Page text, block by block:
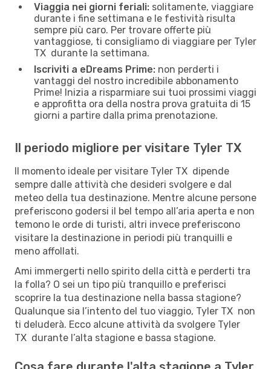
Viaggia nei giorni feriali: solitamente, viaggiare
durante i fine settimana e le festività risulta
sempre più caro. Per trovare offerte più
vantaggiose, ti consigliamo di viaggiare per Tyler
TX durante la settimana.
Iscriviti a eDreams Prime: non perderti i
vantaggi del nostro incredibile abbonamento
Prime! Inizia a risparmiare sui tuoi prossimi viaggi
e approfitta ora della nostra prova gratuita di 15
giorni a partire dalla prima prenotazione.
Il periodo migliore per visitare Tyler TX
Il momento ideale per visitare Tyler TX dipende
sempre dalle attività che desideri svolgere e dal
meteo della tua destinazione. Mentre alcune persone
preferiscono godersi il bel tempo all’aria aperta e non
temono le orde di turisti, altri invece preferiscono
visitare la destinazione in periodi più tranquilli e
meno affollati.
Ami immergerti nello spirito della città e perderti tra
la folla? O sei un tipo più tranquillo e preferisci
scoprire la tua destinazione nella bassa stagione?
Qualunque sia l’intento del tuo viaggio, Tyler TX non
ti deluderà. Ecco alcune attività da svolgere Tyler
TX durante l’alta stagione e bassa stagione.